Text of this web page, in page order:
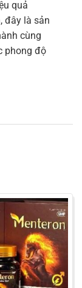
quả
đây là sản
cùng
phong độ